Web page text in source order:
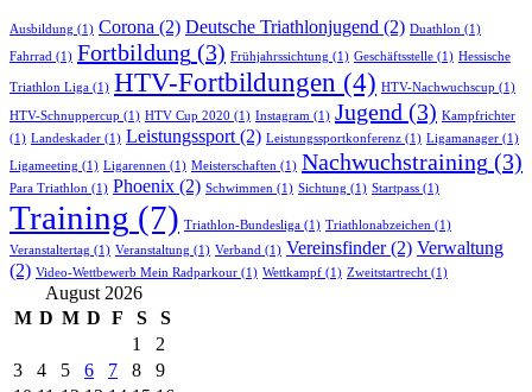
Ausbildung (1) Corona (2) Deutsche Triathlonjugend (2) Duathlon (1)
Fahrrad (1) Fortbildung (3) Frühjahrssichtung (1) Geschäftsstelle (1) Hessische
Triathlon Liga (1) HTV-Fortbildungen (4) HTV-Nachwuchscup (1)
HTV-Schnuppercup (1) HTV Cup 2020 (1) Instagram (1) Jugend (3) Kampfrichter
(1) Landeskader (1) Leistungssport(2) Leistungssportkonferenz (1) Ligamanager (1)
Ligameeting (1) Ligarennen (1) Meisterschaften (1) Nachwuchstraining (3)
Para Triathlon (1) Phoenix (2) Schwimmen (1) Sichtung (1) Startpass (1)
Training (7) Triathlon-Bundesliga (1) Triathlonabzeichen (1)
Veranstaltertag (1) Veranstaltung (1) Verband (1) Vereinsfinder(2) Verwaltung
(2) Video-Wettbewerb Mein Radparkour (1) Wettkampf (1) Zweitstartrecht (1)
August 2026
M D M D F S
S
1
2
3
4 5 6 7 8
9